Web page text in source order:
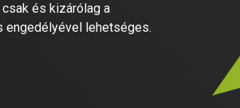
és kizárólag a
engedélyével lehetséges.